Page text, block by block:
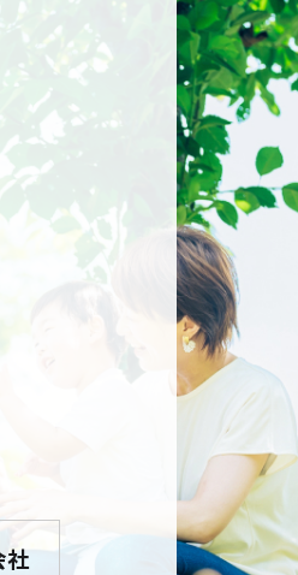
社